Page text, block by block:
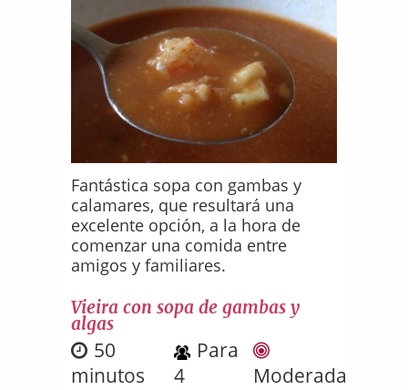
Fantástica sopa con gambas y
calamares, que resultará una
excelente opción, a la hora de
comenzar una comida entre
amigos y familiares.
Vieira con sopa de gambas y
algas
50
minutos
Para
4
Moderada